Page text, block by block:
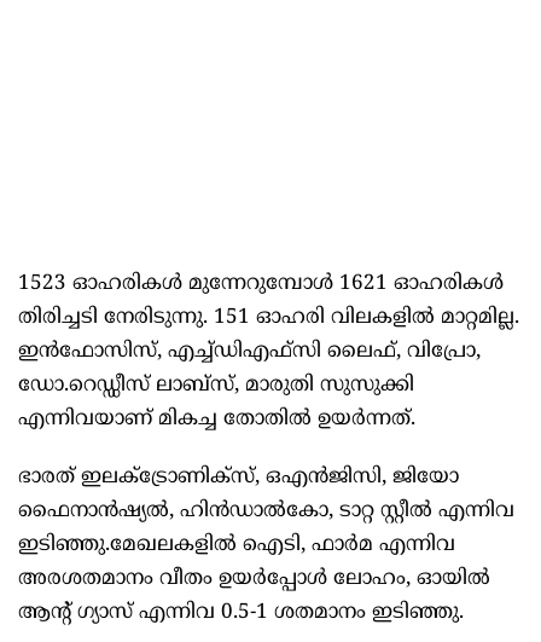
1523 ഓഹരികള്‍ മുന്നേറുമ്പോള്‍ 1621 ഓഹരികള്‍
തിരിച്ചടി നേരിടുന്നു. 151 ഓഹരി വിലകളില്‍ മാറ്റമില്ല.
ഇന്‍ഫോസിസ്, എച്ച്ഡിഎഫ്‌സി ലൈഫ്, വിപ്രോ,
ഡോ.റെഡ്ഡീസ് ലാബ്‌സ്, മാരുതി സുസുക്കി
എന്നിവയാണ് മികച്ച തോതില്‍ ഉയര്‍ന്നത്.
ഭാരത് ഇലക്ട്രോണിക്‌സ്, ഒഎന്‍ജിസി, ജിയോ
ഫൈനാന്‍ഷ്യല്‍, ഹിന്‍ഡാല്‍കോ, ടാറ്റ സ്റ്റീല്‍ എന്നിവ
ഇടിഞ്ഞു.മേഖലകളില്‍ ഐടി, ഫാര്‍മ എന്നിവ
അരശതമാനം വീതം ഉയര്‍പ്പോള്‍ ലോഹം, ഓയില്‍
ആന്റ് ഗ്യാസ് എന്നിവ 0.5-1 ശതമാനം ഇടിഞ്ഞു.